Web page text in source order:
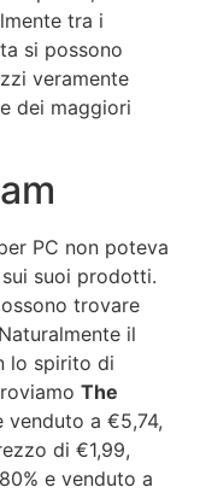
tra i
si possono
veramente
dei maggiori
PC non poteva
suoi prodotti.
trovare
il
lo spirito di
The
venduto a €5,74,
di €1,99,
e venduto a